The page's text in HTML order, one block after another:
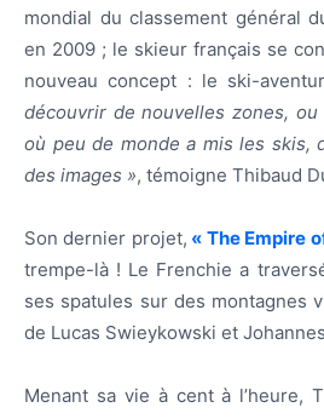
mondial du classement général
en 2009 ; le skieur français se
nouveau concept : le ski-
découvrir de nouvelles zones,
où peu de monde a mis les skis,
des images », témoigne Thibaud
Son dernier projet, « The Empire
trempe-là ! Le Frenchie a
ses spatules sur des montagnes
de Lucas Swieykowski et
Menant sa vie à cent à l’heure,